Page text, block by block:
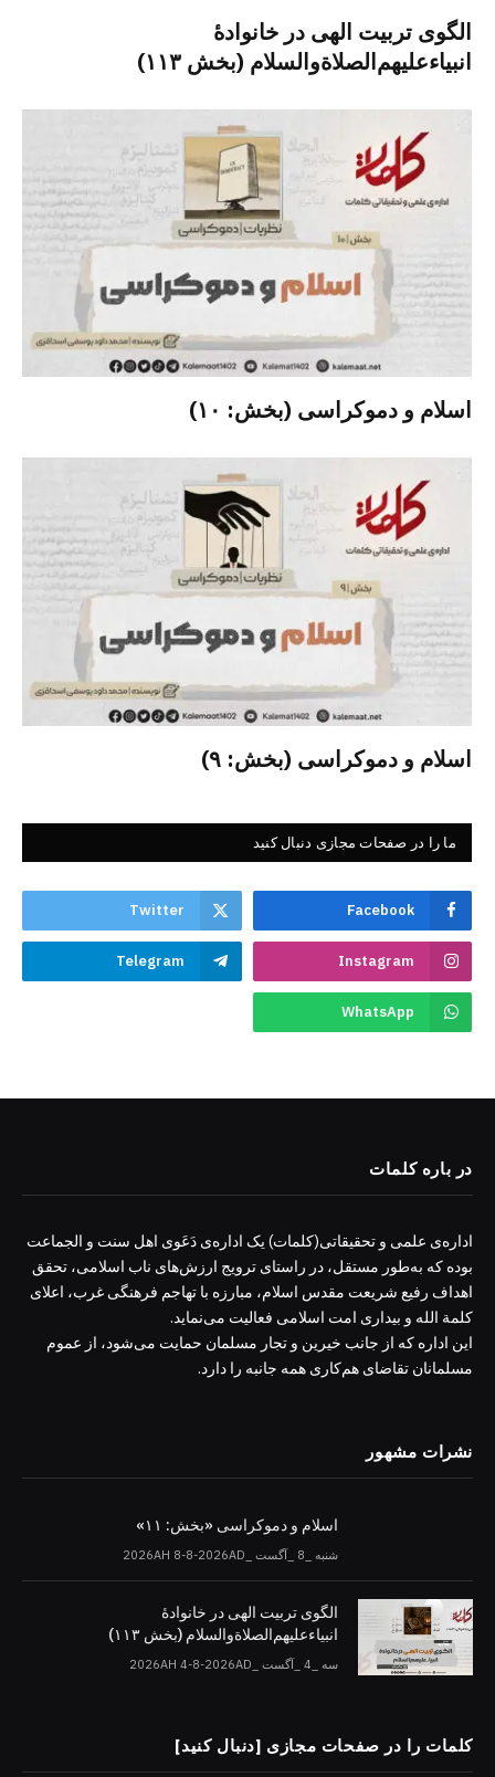
الگوی تربیت الهی در خانوادۀ
انبیاءعلیهم‌الصلاةو‌السلام (بخش ۱۱۳)
اسلام و دموکراسی (بخش: ۱۰)
اسلام و دموکراسی (بخش: ۹)
ما را در صفحات مجازی دنبال کنید
Facebook
Twitter
Instagram
Telegram
WhatsApp
در باره کلمات
اداره‌ی علمی و تحقیقاتی(کلمات) یک اداره‌ی دَعَوی اهل سنت و الجماعت
بوده که به‌طور مستقل، در راستای ترویج ارزش‌های ناب اسلامی، تحقق
اهداف رفیع شریعت مقدس اسلام، مبارزه با تهاجم فرهنگی غرب، اعلای
کلمة الله و بیداری امت اسلامی فعالیت می‌نماید.
این اداره که از جانب خیرین و تجار مسلمان حمایت می‌شود، از عموم
مسلمانان تقاضای هم‌کاری همه جانبه را دارد.
نشرات مشهور
اسلام و دموکراسی «بخش: ۱۱»
شنبه _8 _آگست _2026AH 8-8-2026AD
الگوی تربیت الهی در خانوادۀ
انبیاءعلیهم‌الصلاةو‌السلام (بخش ۱۱۳)
سه _4 _آگست _2026AH 4-8-2026AD
کلمات را در صفحات مجازی [دنبال کنید]